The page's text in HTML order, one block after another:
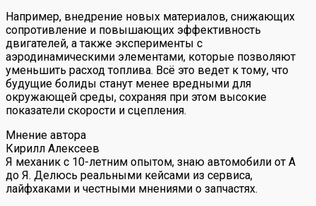
Например, внедрение новых материалов, снижающих
сопротивление и повышающих эффективность
двигателей, а также эксперименты с
аэродинамическими элементами, которые позволяют
уменьшить расход топлива. Всё это ведет к тому, что
будущие болиды станут менее вредными для
окружающей среды, сохраняя при этом высокие
показатели скорости и сцепления.
Мнение автора
Кирилл Алексеев
Я механик с 10-летним опытом, знаю автомобили от А
до Я. Делюсь реальными кейсами из сервиса,
лайфхаками и честными мнениями о запчастях.